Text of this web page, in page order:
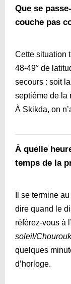
Que se
couche pas
Cette situation
48-49° de
secours : soit
septième de la
À Skikda, on
À quelle
temps de la
Il se termine
dire quand le
référez-vous à
soleil/Chourouk
quelques
d’horloge.